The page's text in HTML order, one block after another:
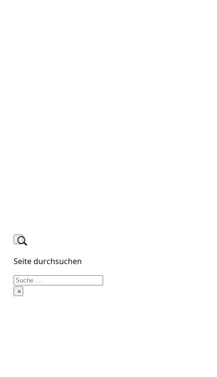
Seite durchsuchen
Suchen
×